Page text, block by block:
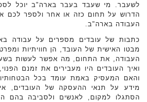
לשעבר. מי שעבד בעבר בארה"ב יוכל
הדרוש על תחום כזה או אחר ולספר לכם
העבודה בארה"ב.
כתבות של עובדים מספרים על עבודה
מבטו האישית של העובד, הן חוויתיות
העבודה, את התחום, מה אפשר לעשות
ואיך העובדים היו מעבירים את זמנם
והאם המעסיק באמת עומד בכל
מידע על תנאי ההעסקה של העובדים,
הסתגלו למקום, לאנשים ולסביבה בהם